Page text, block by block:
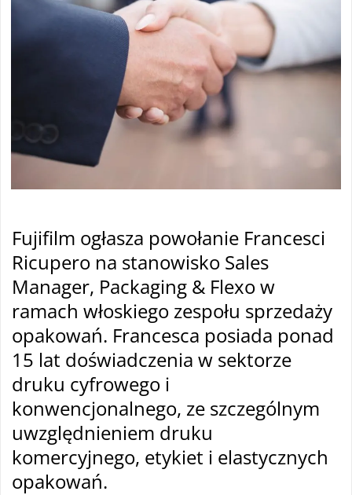
Fujifilm ogłasza powołanie Francesci
Ricupero na stanowisko Sales
Manager, Packaging & Flexo w
ramach włoskiego zespołu sprzedaży
opakowań. Francesca posiada ponad
15 lat doświadczenia w sektorze
druku cyfrowego i
konwencjonalnego, ze szczególnym
uwzględnieniem druku
komercyjnego, etykiet i elastycznych
opakowań.